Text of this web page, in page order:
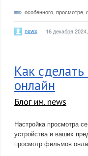
особенного просмотре
news 16 декабря
Как
онлайн
Блог им. news
Настройка просмотра
устройства и ваших
просмотр фильмов